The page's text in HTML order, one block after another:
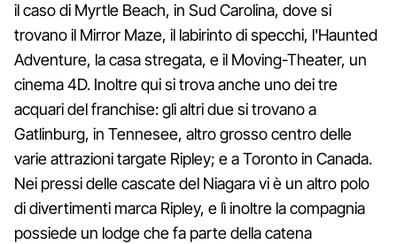
il caso di Myrtle Beach, in Sud Carolina, dove si
trovano il Mirror Maze, il labirinto di specchi, l'Haunted
Adventure, la casa stregata, e il Moving-Theater, un
cinema 4D. Inoltre qui si trova anche uno dei tre
acquari del franchise: gli altri due si trovano a
Gatlinburg, in Tennesee, altro grosso centro delle
varie attrazioni targate Ripley; e a Toronto in Canada.
Nei pressi delle cascate del Niagara vi è un altro polo
di divertimenti marca Ripley, e lì inoltre la compagnia
possiede un lodge che fa parte della catena